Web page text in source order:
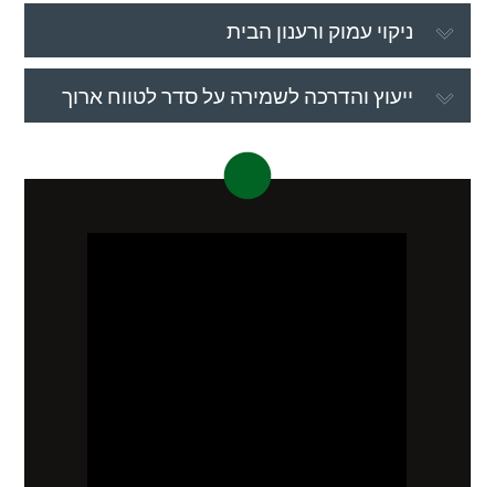
ניקוי עמוק ורענון הבית
ייעוץ והדרכה לשמירה על סדר לטווח ארוך